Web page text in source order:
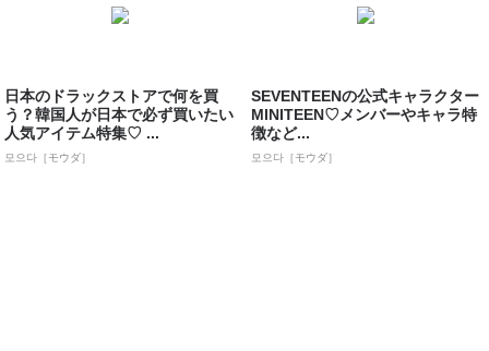
日本のドラックストアで何を買
う？韓国人が日本で必ず買いたい
人気アイテム特集♡ ...
모으다［モウダ］
SEVENTEENの公式キャラクター
MINITEEN♡メンバーやキャラ特
徴など...
모으다［モウダ］